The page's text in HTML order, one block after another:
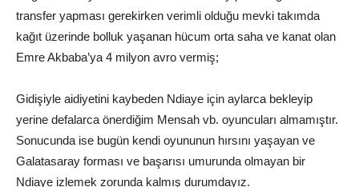
transfer yapması gerekirken verimli olduğu mevki takımda
kağıt üzerinde bolluk yaşanan hücum orta saha ve kanat olan
Emre Akbaba’ya 4 milyon avro vermiş;
Gidişiyle aidiyetini kaybeden Ndiaye için aylarca bekleyip
yerine defalarca önerdiğim Mensah vb. oyuncuları almamıştır.
Sonucunda ise bugün kendi oyununun hırsını yaşayan ve
Galatasaray forması ve başarısı umurunda olmayan bir
Ndiaye izlemek zorunda kalmış durumdayız.